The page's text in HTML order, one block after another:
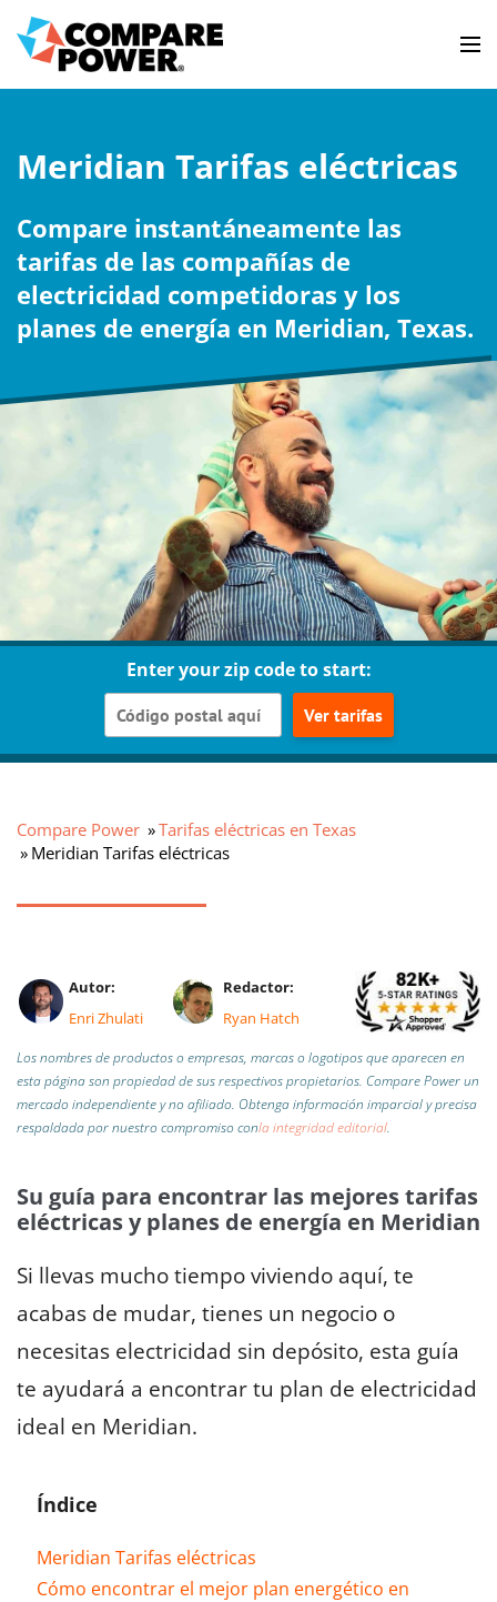
Meridian Tarifas eléctricas
Compare instantáneamente las
tarifas de las compañías de
electricidad competidoras y los
planes de energía en Meridian, Texas.
Enter your zip code to start:
Ver tarifas
Compare Power
Tarifas eléctricas en Texas
Meridian Tarifas eléctricas
Autor:
Enri Zhulati
Redactor:
Ryan Hatch
Los nombres de productos o empresas, marcas o logotipos que aparecen en
esta página son propiedad de sus respectivos propietarios. Compare Power un
mercado independiente y no afiliado. Obtenga información imparcial y precisa
respaldada por nuestro compromiso conla integridad editorial.
Su guía para encontrar las mejores tarifas
eléctricas y planes de energía en Meridian
Si llevas mucho tiempo viviendo aquí, te
acabas de mudar, tienes un negocio o
necesitas electricidad sin depósito, esta guía
te ayudará a encontrar tu plan de electricidad
ideal en Meridian.
Índice
Meridian Tarifas eléctricas
Cómo encontrar el mejor plan energético en